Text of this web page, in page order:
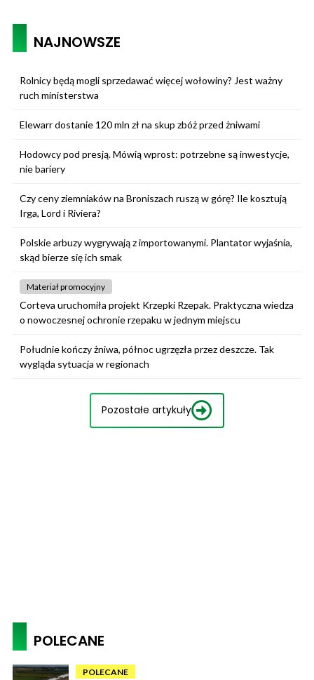
NAJNOWSZE
Rolnicy będą mogli sprzedawać więcej wołowiny? Jest ważny
ruch ministerstwa
Elewarr dostanie 120 mln zł na skup zbóż przed żniwami
Hodowcy pod presją. Mówią wprost: potrzebne są inwestycje,
nie bariery
Czy ceny ziemniaków na Broniszach ruszą w górę? Ile kosztują
Irga, Lord i Riviera?
Polskie arbuzy wygrywają z importowanymi. Plantator wyjaśnia,
skąd bierze się ich smak
Materiał promocyjny
Corteva uruchomiła projekt Krzepki Rzepak. Praktyczna wiedza
o nowoczesnej ochronie rzepaku w jednym miejscu
Południe kończy żniwa, północ ugrzęzła przez deszcze. Tak
wygląda sytuacja w regionach
Pozostałe artykuły
POLECANE
POLECANE